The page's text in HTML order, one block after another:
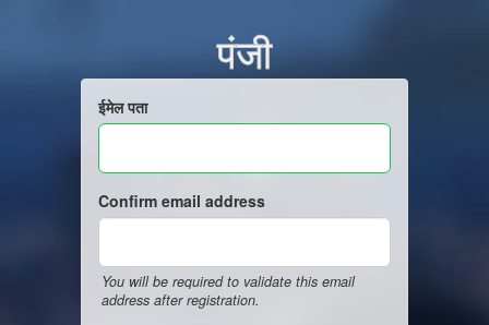
पंजी
ईमेल पता
Confirm email address
You will be required to validate this email
address after registration.